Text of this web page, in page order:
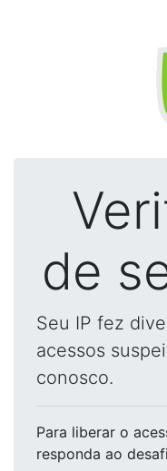
de
Seu IP fez
acessos
conosco.
Para liberar o
responda ao